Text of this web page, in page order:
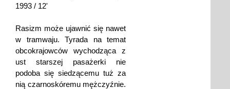
1993 / 12'
Rasizm może ujawnić się nawet
w tramwaju. Tyrada na temat
obcokrajowców wychodząca z
ust starszej pasażerki nie
podoba się siedzącemu tuż za
nią czarnoskóremu mężczyźnie.